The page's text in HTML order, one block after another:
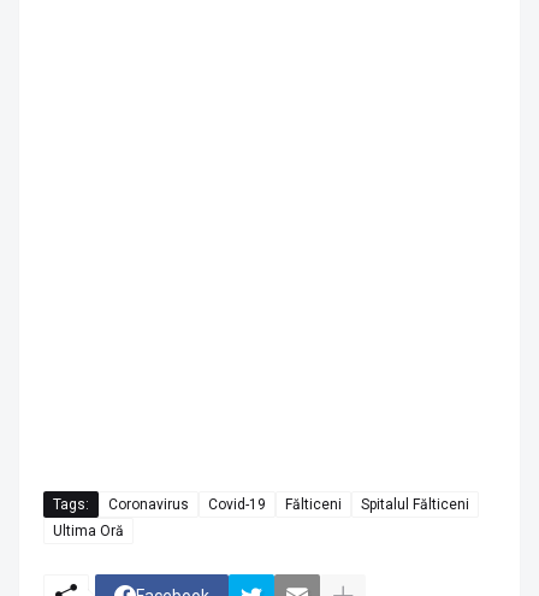
Tags: Coronavirus Covid-19 Fălticeni
Spitalul Fălticeni
Ultima Oră